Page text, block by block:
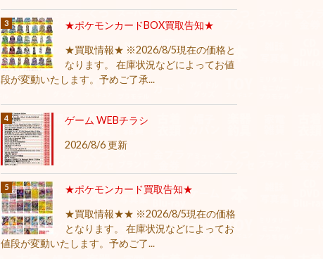
★ポケモンカードBOX買取告知★
★買取情報★ ※2026/8/5現在の価格と
なります。 在庫状況などによってお値
段が変動いたします。予めご了承...
ゲーム WEBチラシ
2026/8/6 更新
★ポケモンカード買取告知★
★買取情報★★ ※2026/8/5現在の価格
となります。 在庫状況などによってお
値段が変動いたします。予めご了...